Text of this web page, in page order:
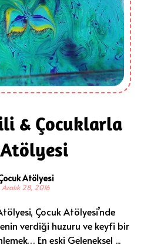
& Çocuklarla
Atölyesi
Aralık 28, 2016
Çocuk Atölyesi’nde
verdiği huzuru ve keyfi bir
En eski Geleneksel ...